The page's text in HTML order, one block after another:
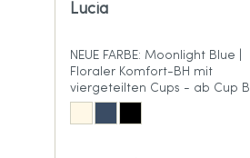
Lucia
NEUE FARBE: Moonlight Blue |
Floraler Komfort-BH mit
viergeteilten Cups - ab Cup B